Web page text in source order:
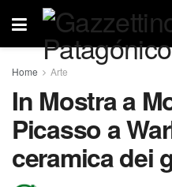
Home Arte
In Mostra a
Picasso a
ceramica dei